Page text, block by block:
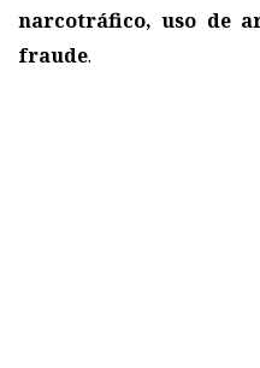
narcotráfico, uso de
fraude.